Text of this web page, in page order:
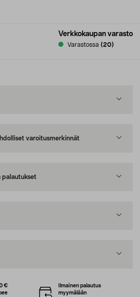
Verkkokaupan varasto
Varastossa (20)
varoitusmerkinnät
palautukset
€
Ilmainen palautus
myymälään